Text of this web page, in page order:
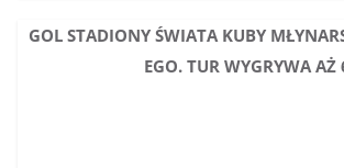
GOL STADIONY ŚWIATA KUBY
EGO. TUR WYGRYWA AŻ